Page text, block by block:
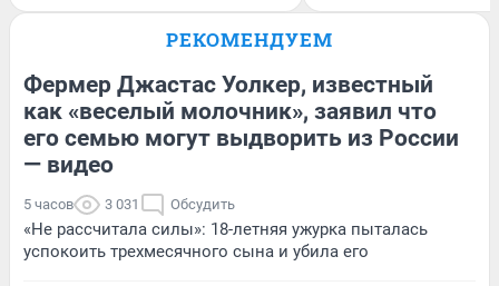
РЕКОМЕНДУЕМ
Фермер Джастас Уолкер, известный
как «веселый молочник», заявил что
его семью могут выдворить из России
— видео
5 часов 3 031 Обсудить
«Не рассчитала силы»: 18-летняя ужурка пыталась
успокоить трехмесячного сына и убила его